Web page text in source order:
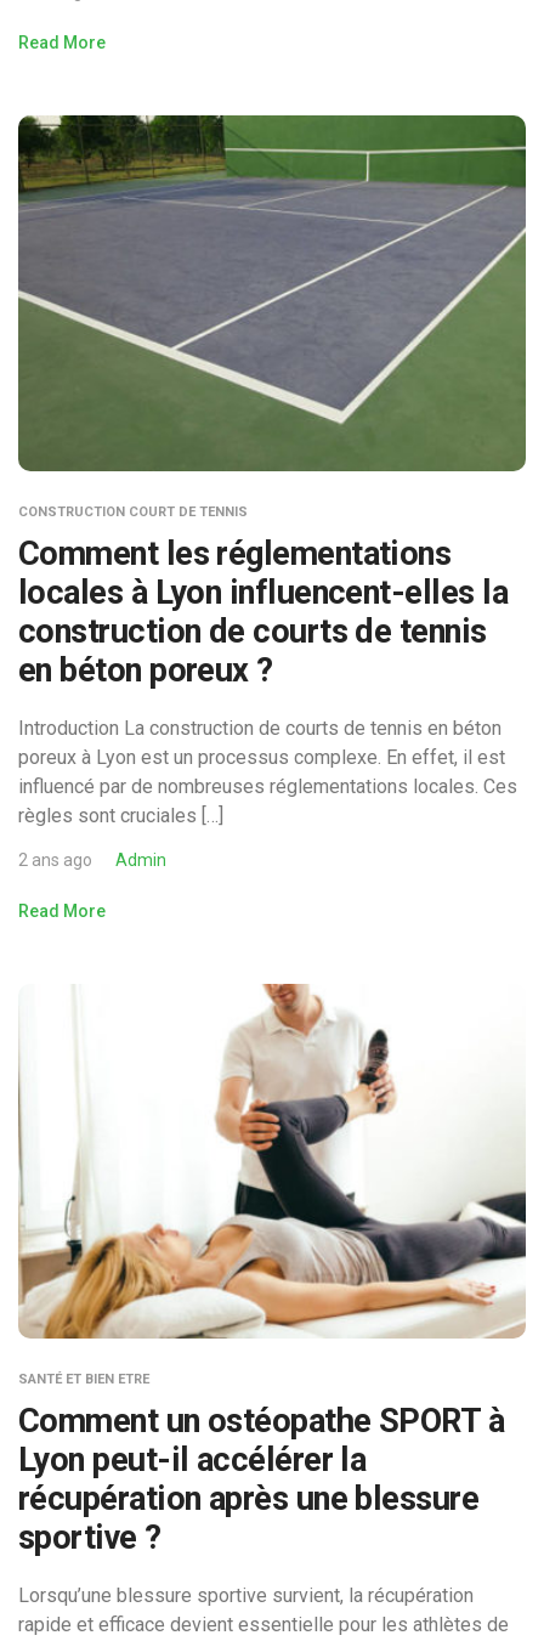
Read More
CONSTRUCTION COURT DE TENNIS
Comment les réglementations
locales à Lyon influencent-elles la
construction de courts de tennis
en béton poreux ?
Introduction La construction de courts de tennis en béton
poreux à Lyon est un processus complexe. En effet, il est
influencé par de nombreuses réglementations locales. Ces
règles sont cruciales […]
2 ans ago Admin
Read More
SANTÉ ET BIEN ETRE
Comment un ostéopathe SPORT à
Lyon peut-il accélérer la
récupération après une blessure
sportive ?
Lorsqu’une blessure sportive survient, la récupération
rapide et efficace devient essentielle pour les athlètes de